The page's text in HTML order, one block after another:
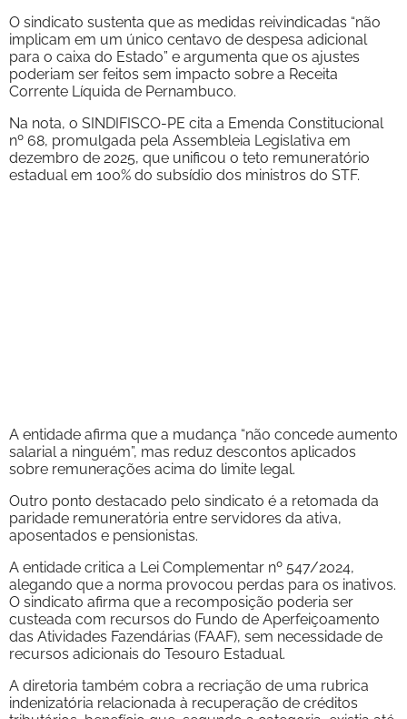
O sindicato sustenta que as medidas reivindicadas “não
implicam em um único centavo de despesa adicional
para o caixa do Estado” e argumenta que os ajustes
poderiam ser feitos sem impacto sobre a Receita
Corrente Líquida de Pernambuco.
Na nota, o SINDIFISCO-PE cita a Emenda Constitucional
nº 68, promulgada pela Assembleia Legislativa em
dezembro de 2025, que unificou o teto remuneratório
estadual em 100% do subsídio dos ministros do STF.
A entidade afirma que a mudança “não concede aumento
salarial a ninguém”, mas reduz descontos aplicados
sobre remunerações acima do limite legal.
Outro ponto destacado pelo sindicato é a retomada da
paridade remuneratória entre servidores da ativa,
aposentados e pensionistas.
A entidade critica a Lei Complementar nº 547/2024,
alegando que a norma provocou perdas para os inativos.
O sindicato afirma que a recomposição poderia ser
custeada com recursos do Fundo de Aperfeiçoamento
das Atividades Fazendárias (FAAF), sem necessidade de
recursos adicionais do Tesouro Estadual.
A diretoria também cobra a recriação de uma rubrica
indenizatória relacionada à recuperação de créditos